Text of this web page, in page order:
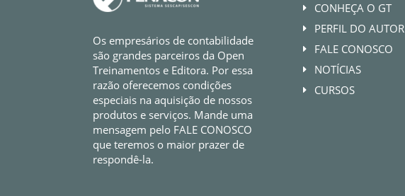
Os empresários de contabilidade
são grandes parceiros da Open
Treinamentos e Editora. Por essa
razão oferecemos condições
especiais na aquisição de nossos
produtos e serviços. Mande uma
mensagem pelo FALE CONOSCO
que teremos o maior prazer de
respondê-la.
E CONHEÇA O GT
E PERFIL DO AUTOR
E FALE CONOSCO
E NOTÍCIAS
E CURSOS